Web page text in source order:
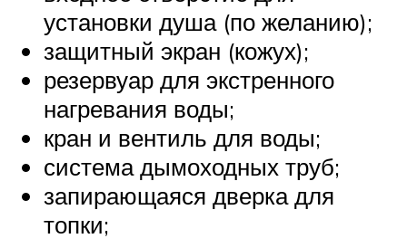
установки душа (по желанию);
защитный экран (кожух);
резервуар для экстренного
нагревания воды;
кран и вентиль для воды;
система дымоходных труб;
запирающаяся дверка для
топки;